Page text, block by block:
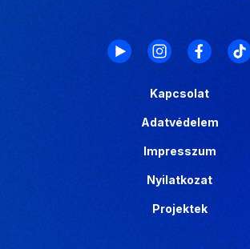
Kapcsolat
Adatvédelem
Impresszum
Nyilatkozat
Projektek